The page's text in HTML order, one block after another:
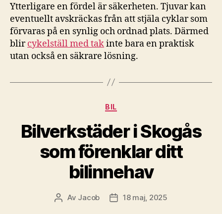
Ytterligare en fördel är säkerheten. Tjuvar kan
eventuellt avskräckas från att stjäla cyklar som
förvaras på en synlig och ordnad plats. Därmed
blircykelställ med takinte bara en praktisk
utan också en säkrare lösning.
Kategorier
BIL
Bilverkstäder i Skogås
som förenklar ditt
bilinnehav
Inläggsförfattare
Av Jacob Inläggsdatum
18 maj, 2025